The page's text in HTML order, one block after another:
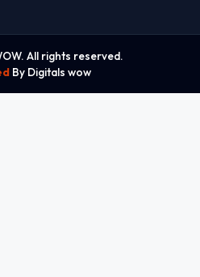
All rights reserved.
By Digitals wow